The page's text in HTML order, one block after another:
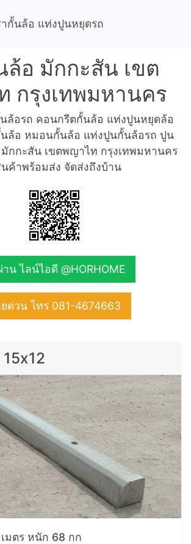
ากั้นล้อ แท่งปูนหยุดรถ
ล้อ มักกะสัน เขต
กรุงเทพมหานคร
ล้อรถ คอนกรีตกั้นล้อ แท่งปูนหยุดล้อ
ล้อ หมอนกั้นล้อ แท่งปูนกั้นล้อรถ ปูน
กกะสัน เขตพญาไท กรุงเทพมหานคร
ค้าพร้อมส่ง จัดส่งถึงบ้าน
น ไลน์ไอดี @HORHOME
ด่วน โทร 081-4674663
เมตร หนัก 68 กก